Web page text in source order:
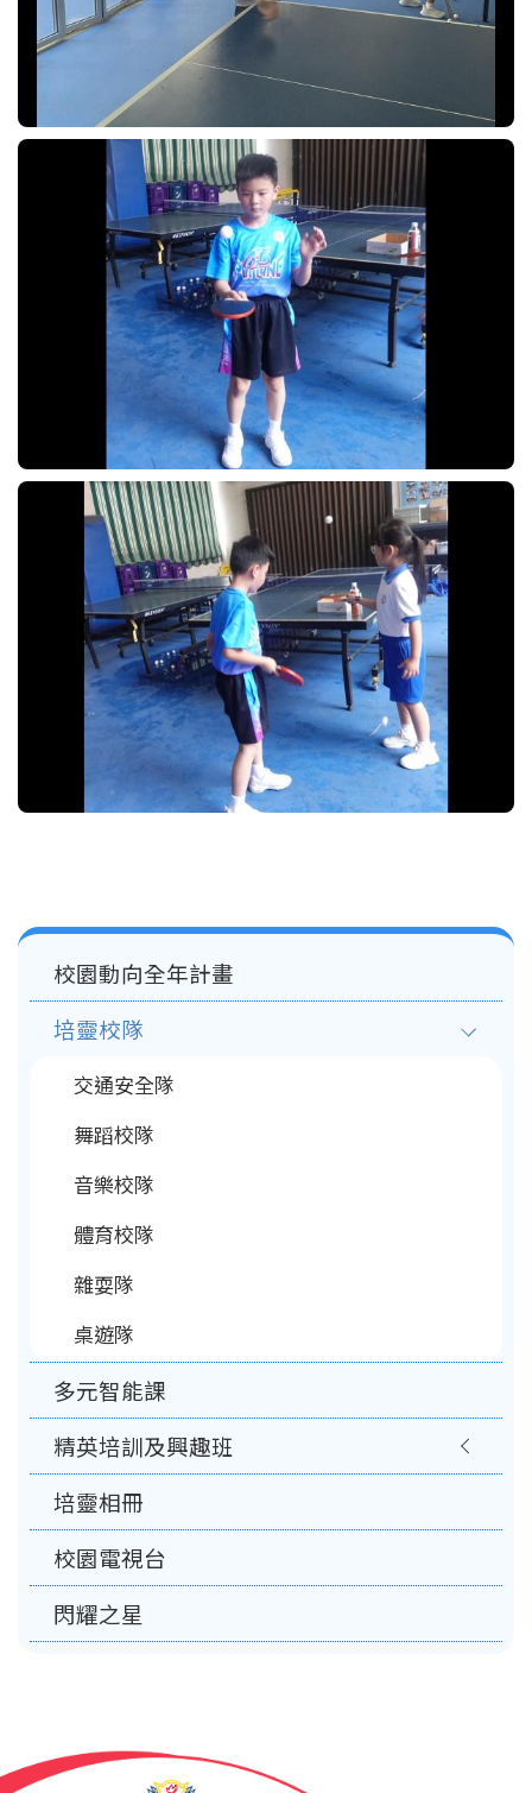
Main
navigation
校園動向全年計畫
培靈校隊
交通安全隊
舞蹈校隊
音樂校隊
體育校隊
雜耍隊
桌遊隊
多元智能課
精英培訓及興趣班
培靈相冊
校園電視台
閃耀之星